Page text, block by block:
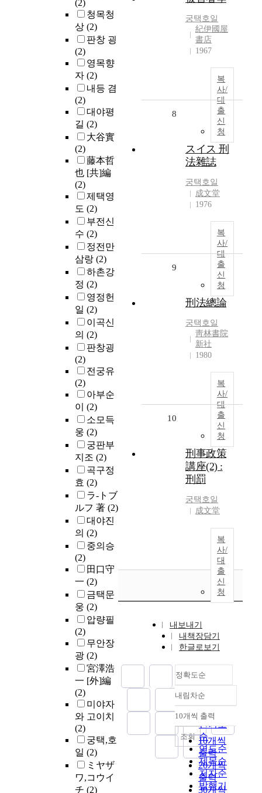
(2)
청목청
상 (2)
판창 굉
(2)
영목향
자 (2)
내등 겸
(2)
대야평
길 (2)
大谷實
(2)
藤本哲
也 [共]編
(2)
제택영
도 (2)
부전신
수 (2)
정전만
삼랑 (2)
하촌강
정 (2)
영정헌
일 (2)
이곡신
의 (2)
판창굉
(2)
전궁유
(2)
아부순
이 (2)
소모득
웅 (2)
궁판부
지조 (2)
곡구정
효 (2)
ラ-トブ
ルフ 著 (2)
대야진
의 (2)
중의승
(2)
田口守
一 (2)
금택문
웅 (2)
압량필
(2)
무안장
광 (2)
宮澤浩
一 [外]編
(2)
미야자
와 고이치
(2)
궁택,호
일 (2)
ミヤザ
ワ,コウイ
チ (2)
궁택호일
紀伊國屋
書店
1967
복
사/
대
출
신
청
8
スイス 刑
法雜誌
궁택호일
成文堂
1976
복
사/
대
출
신
청
9
刑法總論
궁택호일
靑林書院
新社
1980
복
사/
대
출
신
청
10
刑事政策
講座(2) :
刑罰
궁택호일
成文堂
복
사/
대
출
신
청
내보내기
내책장담기
한글로보기
정확도순
정확도
순
인기도
순
연도순
제목순
저자순
발행기
내림차순
내림차순
10개씩 출력
10개씩
출력
20개씩
출력
30개씩
조회